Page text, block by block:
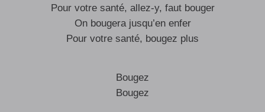
Pour votre santé, allez-y, faut bouger
On bougera jusqu’en enfer
Pour votre santé, bougez plus
Bougez
Bougez